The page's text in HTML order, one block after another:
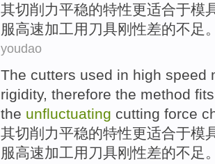
其切削 力平稳的特性更适合于模
服高速加工用 刀具刚性差的不足
youdao
The cutters used in high speed
rigidity, therefore the method fits
the unfluctuating cutting force
其切削 力平稳的特性更适合于模
服高速加工用 刀具刚性差的不足